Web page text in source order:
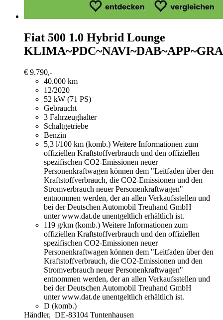
Fiat 500 1.0 Hybrid Lounge
KLIMA~PDC~NAVI~DAB~APP~GRA
€ 9.790,-
40.000 km
12/2020
52 kW (71 PS)
Gebraucht
3 Fahrzeughalter
Schaltgetriebe
Benzin
5,3 l/100 km (komb.) Weitere Informationen zum
offiziellen Kraftstoffverbrauch und den offiziellen
spezifischen CO2-Emissionen neuer
Personenkraftwagen können dem "Leitfaden über den
Kraftstoffverbrauch, die CO2-Emissionen und den
Stromverbrauch neuer Personenkraftwagen"
entnommen werden, der an allen Verkaufsstellen und
bei der Deutschen Automobil Treuhand GmbH
unter www.dat.de unentgeltlich erhältlich ist.
119 g/km (komb.) Weitere Informationen zum
offiziellen Kraftstoffverbrauch und den offiziellen
spezifischen CO2-Emissionen neuer
Personenkraftwagen können dem "Leitfaden über den
Kraftstoffverbrauch, die CO2-Emissionen und den
Stromverbrauch neuer Personenkraftwagen"
entnommen werden, der an allen Verkaufsstellen und
bei der Deutschen Automobil Treuhand GmbH
unter www.dat.de unentgeltlich erhältlich ist.
D (komb.)
Händler, DE-83104 Tuntenhausen